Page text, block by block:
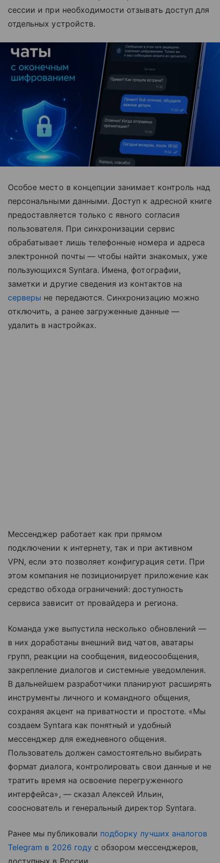
сессии и при необходимости отзывать доступ для
отдельных устройств.
Особое место в концепции занимает контроль над
персональными данными. Доступ к адресной книге
предоставляется только с явного согласия
пользователя. При синхронизации сервис
обрабатывает лишь телефонные номера и адреса
электронной почты — чтобы найти знакомых, уже
пользующихся Syntara. Имена, фотографии,
заметки и другие сведения из контактов на
серверы не передаются. Синхронизацию можно
отключить, а ранее загруженные данные —
удалить в настройках.
Мессенджер работает как при прямом
подключении к интернету, так и при активном
VPN, если это позволяет конфигурация сети. При
этом компания не позиционирует приложение как
средство обхода ограничений: доступность
сервиса зависит от провайдера и региона.
Команда уже выпустила несколько обновлений —
в них доработаны внешний вид чатов, аватары
групп, реакции на сообщения, видеосообщения,
закрепление диалогов и системные уведомления.
В дальнейшем разработчики планируют расширять
инструменты личного и командного общения,
сохраняя акцент на приватности и простоте. «Мы
создаем Syntara как понятный и удобный
мессенджер для ежедневного общения.
Пользователь должен самостоятельно выбирать
формат диалога, контролировать свои данные и не
тратить время на освоение перегруженного
интерфейса», — сказал Алексей Ильин,
сооснователь и генеральный директор Syntara.
Ранее мы публиковали подборку лучших аналогов
Telegram в 2026 году с обзором мессенджеров,